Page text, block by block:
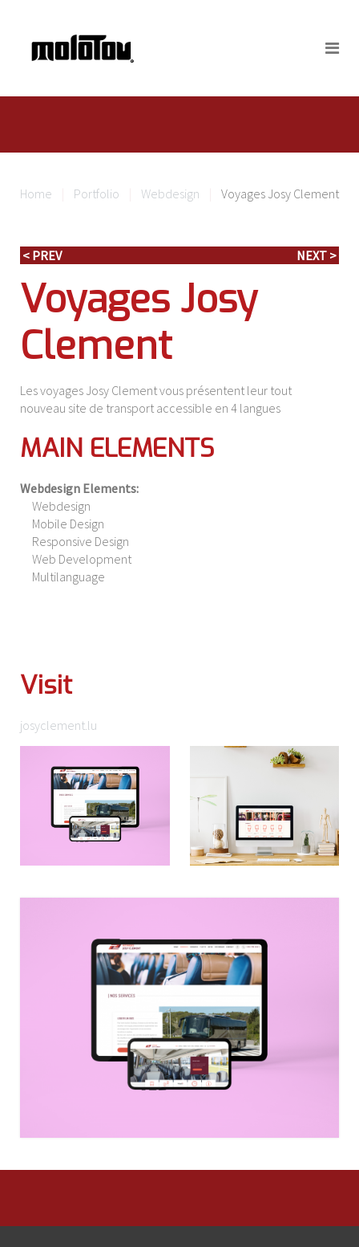
Home Portfolio Webdesign Voyages Josy Clement
< PREV NEXT >
Voyages Josy
Clement
Les voyages Josy Clement vous présentent leur tout
nouveau site de transport accessible en 4 langues
MAIN ELEMENTS
Webdesign Elements:
Webdesign
Mobile Design
Responsive Design
Web Development
Multilanguage
Visit
josyclement.lu